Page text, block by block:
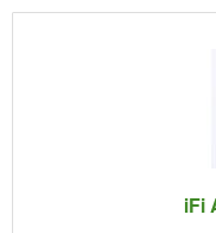
iFi